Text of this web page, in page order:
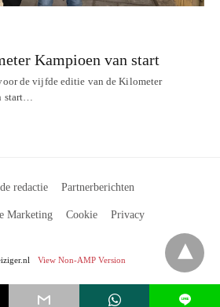
Kampioen van start
de vijfde editie van de Kilometer
start…
redactie Partnerberichten
Marketing Cookie Privacy
View Non-AMP Version
L